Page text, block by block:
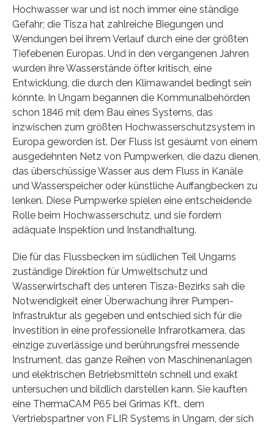
Hochwasser war und ist noch immer eine ständige
Gefahr; die Tisza hat zahlreiche Biegungen und
Wendungen bei ihrem Verlauf durch eine der größten
Tiefebenen Europas. Und in den vergangenen Jahren
wurden ihre Wasserstände öfter kritisch, eine
Entwicklung, die durch den Klimawandel bedingt sein
könnte. In Ungarn begannen die Kommunalbehörden
schon 1846 mit dem Bau eines Systems, das
inzwischen zum größten Hochwasserschutzsystem in
Europa geworden ist. Der Fluss ist gesäumt von einem
ausgedehnten Netz von Pumpwerken, die dazu dienen,
das überschüssige Wasser aus dem Fluss in Kanäle
und Wasserspeicher oder künstliche Auffangbecken zu
lenken. Diese Pumpwerke spielen eine entscheidende
Rolle beim Hochwasserschutz, und sie fordern
adäquate Inspektion und Instandhaltung.
Die für das Flussbecken im südlichen Teil Ungarns
zuständige Direktion für Umweltschutz und
Wasserwirtschaft des unteren Tisza-Bezirks sah die
Notwendigkeit einer Überwachung ihrer Pumpen-
Infrastruktur als gegeben und entschied sich für die
Investition in eine professionelle Infrarotkamera, das
einzige zuverlässige und berührungsfrei messende
Instrument, das ganze Reihen von Maschinenanlagen
und elektrischen Betriebsmitteln schnell und exakt
untersuchen und bildlich darstellen kann. Sie kauften
eine ThermaCAM P65 bei Grimas Kft., dem
Vertriebspartner von FLIR Systems in Ungarn, der sich